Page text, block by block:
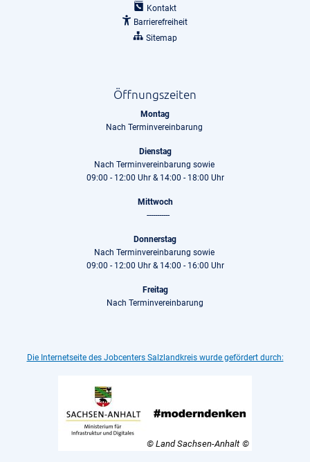
Kontakt
Barrierefreiheit
Sitemap
Öffnungszeiten
Montag
Nach Terminvereinbarung
Dienstag
Nach Terminvereinbarung sowie
09:00 - 12:00 Uhr & 14:00 - 18:00 Uhr
Mittwoch
-----------
Donnerstag
Nach Terminvereinbarung sowie
09:00 - 12:00 Uhr & 14:00 - 16:00 Uhr
Freitag
Nach Terminvereinbarung
Die Internetseite des Jobcenters Salzlandkreis wurde gefördert durch:
© Land Sachsen-Anhalt